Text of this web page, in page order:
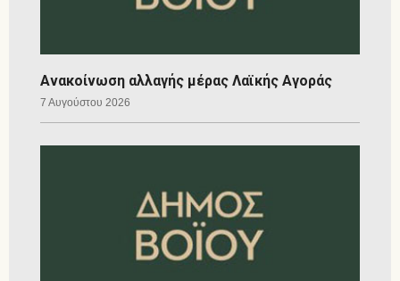
Ανακοίνωση αλλαγής μέρας Λαϊκής Αγοράς
7 Αυγούστου 2026